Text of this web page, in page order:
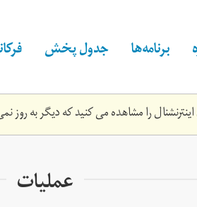
برنامه‌ها جدول پخش
را مشاهده می کنید که دیگر به
عملیات